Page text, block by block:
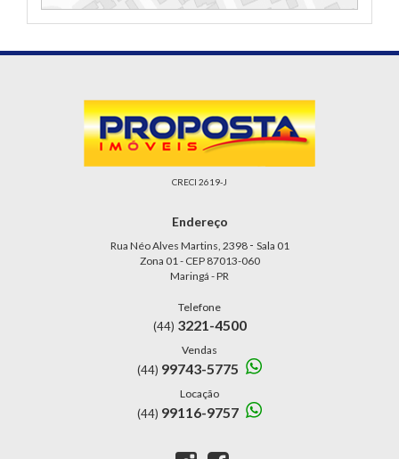
CRECI 2619-J
Endereço
Rua Néo Alves Martins, 2398 - Sala 01
Zona 01 - CEP 87013-060
Maringá - PR
Telefone
(44) 3221-4500
Vendas
(44) 99743-5775
Locação
(44) 99116-9757